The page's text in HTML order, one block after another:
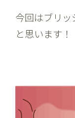
今回はブリッ
と思います！